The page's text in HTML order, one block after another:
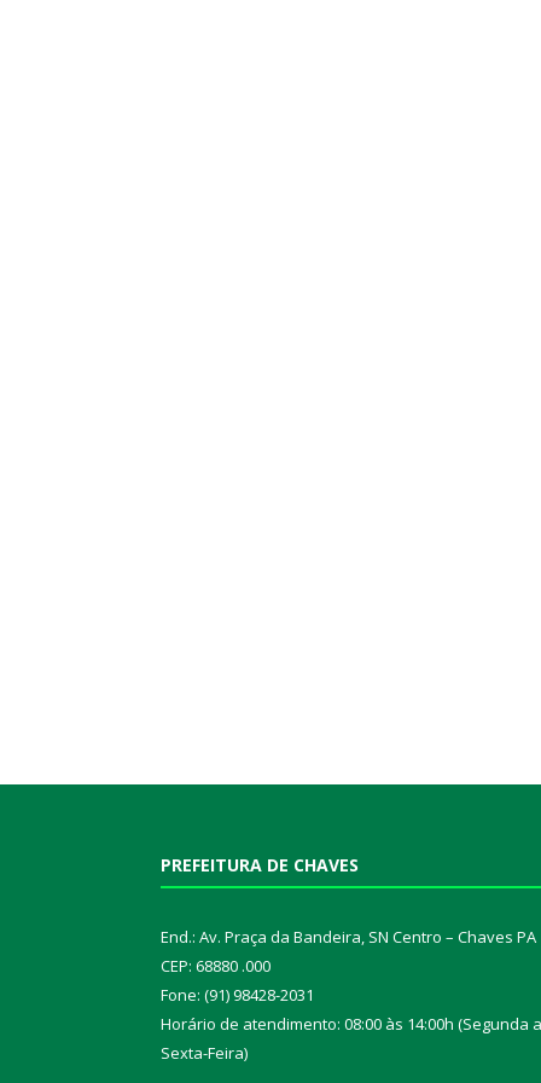
PREFEITURA DE CHAVES
End.: Av. Praça da Bandeira, SN Centro – Chaves PA
CEP: 68880 .000
Fone: (91) 98428-2031
Horário de atendimento: 08:00 às 14:00h (Segunda a
Sexta-Feira)